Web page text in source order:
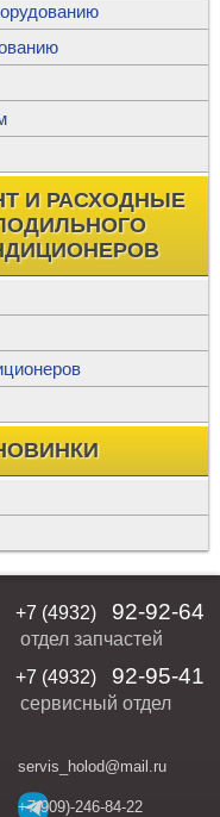
И РАСХОДНЫЕ
+7 (4932) 92-92-64
отдел запчастей
+7 (4932)
92-95-41
сервисный отдел
servis_holod@mail.ru
+7(909)-246-84-22